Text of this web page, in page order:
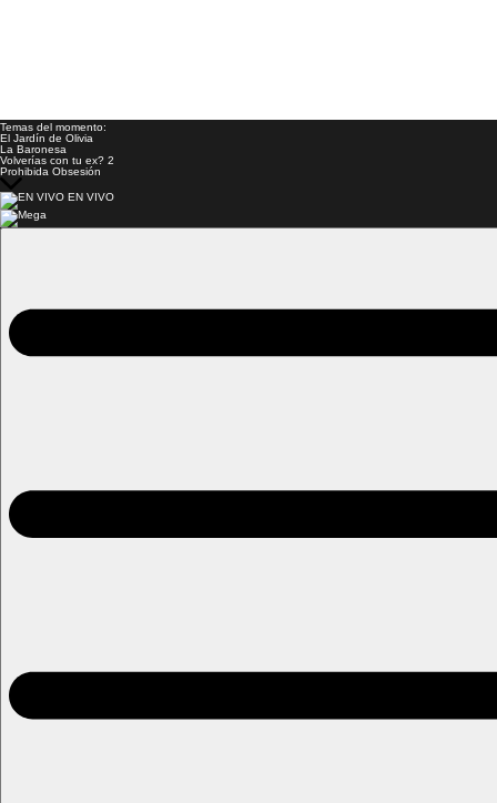
Temas del momento:
El Jardín de Olivia
La Baronesa
Volverías con tu ex? 2
Prohibida Obsesión
EN VIVO